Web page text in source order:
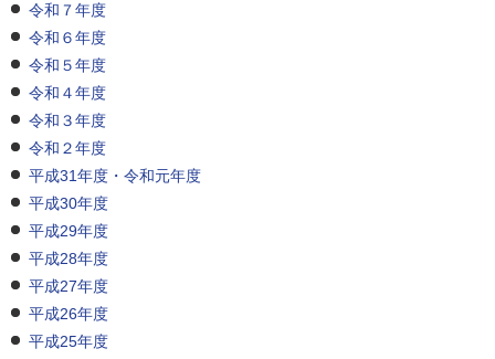
令和７年度
令和６年度
令和５年度
令和４年度
令和３年度
令和２年度
平成31年度・令和元年度
平成30年度
平成29年度
平成28年度
平成27年度
平成26年度
平成25年度